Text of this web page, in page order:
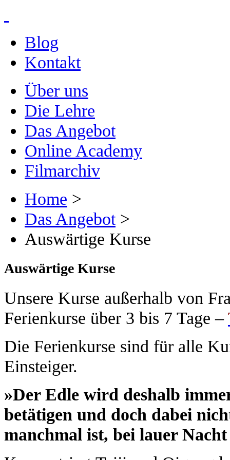
Blog
Kontakt
Über uns
Die Lehre
Das Angebot
Online Academy
Filmarchiv
Home >
Das Angebot >
Auswärtige Kurse
Auswärtige Kurse
Unsere Kurse außerhalb von
Ferienkurse über 3 bis 7 Tage –
Die Ferienkurse sind für alle
Einsteiger.
»Der Edle wird deshalb
betätigen und doch dabei
manchmal ist, bei lauer